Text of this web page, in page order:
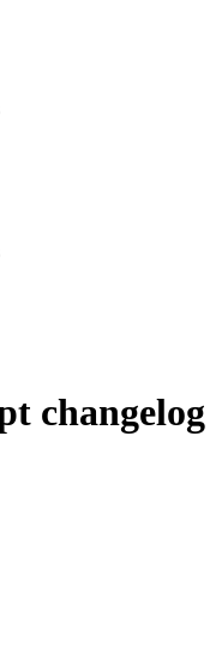
changelog